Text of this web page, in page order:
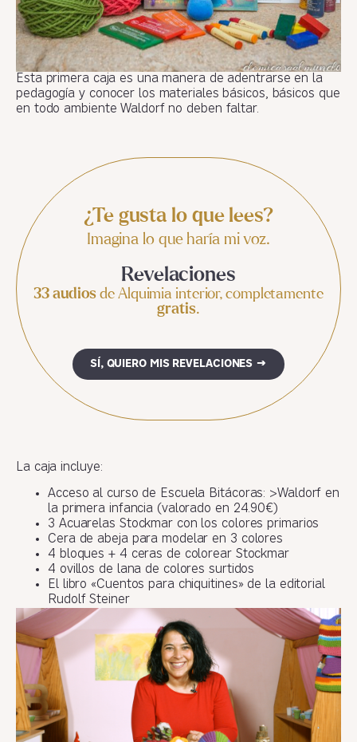
Esta primera caja es una manera de adentrarse en la
pedagogía y conocer los materiales básicos, básicos que
en todo ambiente Waldorf no deben faltar.
¿Te gusta lo que lees?
Imagina lo que haría mi voz.
Revelaciones
33 audios de Alquimia interior, completamente
gratis.
SÍ, QUIERO MIS REVELACIONES →
La caja incluye:
Acceso al curso de Escuela Bitácoras: >Waldorf en
la primera infancia (valorado en 24.90€)
3 Acuarelas Stockmar con los colores primarios
Cera de abeja para modelar en 3 colores
4 bloques + 4 ceras de colorear Stockmar
4 ovillos de lana de colores surtidos
El libro «Cuentos para chiquitines» de la editorial
Rudolf Steiner